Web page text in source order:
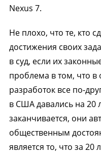
Nexus 7.
Не плохо, что те, кто
достижения своих
в суд, если их
проблема в том, что в
разработок все по-
в США давались на 20
заканчивается, они
общественным
является то, что за 20